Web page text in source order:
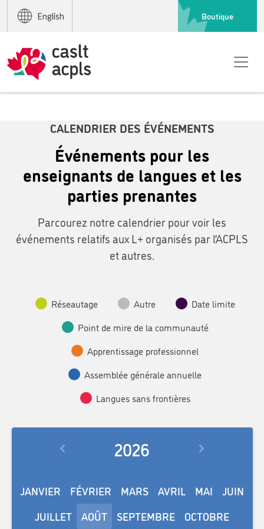
English Boutique
CALENDRIER DES ÉVÉNEMENTS
Événements pour les
enseignants de langues et les
parties prenantes
Parcourez notre calendrier pour voir les
événements relatifs aux L+ organisés par l’ACPLS
et autres.
Réseautage Autre
Date limite
Point de mire de la communauté
Apprentissage professionnel
Assemblée générale annuelle
Langues sans frontières
2026
JANVIER FÉVRIER MARS AVRIL MAI
JUIN
JUILLET
AOÛT SEPTEMBRE
OCTOBRE